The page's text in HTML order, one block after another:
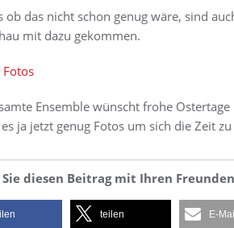
ob das nicht schon genug wäre, sind
mit dazu gekommen.
Ensemble wünscht frohe
ja jetzt genug Fotos um sich die Zeit
diesen Beitrag mit Ihren
teilen E-Mail